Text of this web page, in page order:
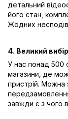
детальний
його стан,
Жодних
4. Великий
У нас понад 500
магазини, де
пристрій.
завжди є з чого